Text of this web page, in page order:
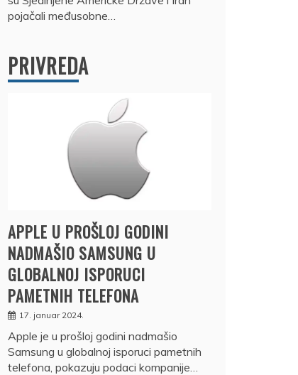
pojačali međusobne…
PRIVREDA
APPLE U PROŠLOJ GODINI
NADMAŠIO SAMSUNG U
GLOBALNOJ ISPORUCI
PAMETNIH TELEFONA
17. januar 2024.
Apple je u prošloj godini nadmašio
Samsung u globalnoj isporuci pametnih
telefona, pokazuju podaci kompanije…